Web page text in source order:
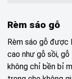
Rèm sáo gỗ
Rèm sáo gỗ
cao như gỗ sồi,
không chỉ bền bỉ